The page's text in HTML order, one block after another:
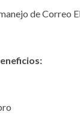
de Correo